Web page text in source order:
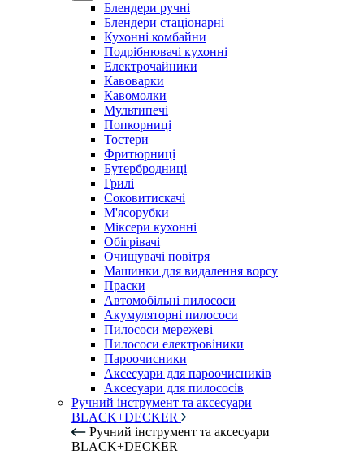
Блендери ручні
Блендери стаціонарні
Кухонні комбайни
Подрібнювачі кухонні
Електрочайники
Кавоварки
Кавомолки
Мультипечі
Попкорниці
Тостери
Фритюрниці
Бутербродниці
Грилі
Соковитискачі
М'ясорубки
Міксери кухонні
Обігрівачі
Очищувачі повітря
Машинки для видалення ворсу
Праски
Автомобільні пилососи
Акумуляторні пилососи
Пилососи мережеві
Пилососи електровіники
Пароочисники
Аксесуари для пароочисників
Аксесуари для пилососів
Ручний інструмент та аксесуари
BLACK+DECKER
Ручний інструмент та аксесуари
BLACK+DECKER